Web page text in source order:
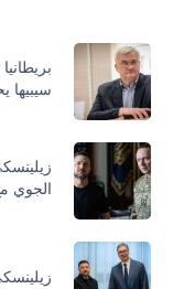
سيبيها
الجوي